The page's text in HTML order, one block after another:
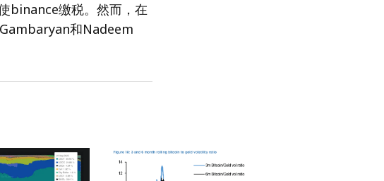
binance缴税。然而，在
和Nadeem